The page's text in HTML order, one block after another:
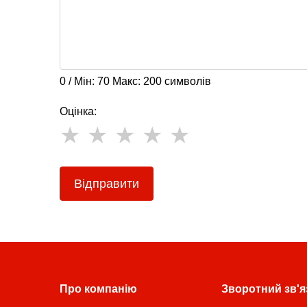
0 / Мін: 70 Макс: 200 символів
Оцінка:
Відправити
Про компанію Зворотний